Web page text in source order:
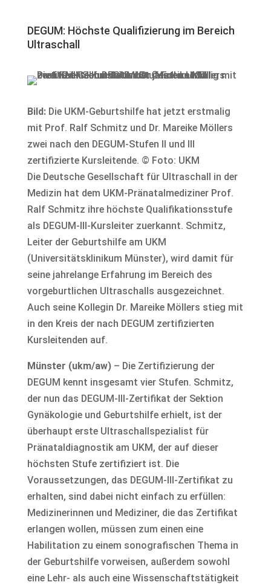
DEGUM: Höchste Qualifizierung im Bereich
Ultraschall
Bild:Die UKM-Geburtshilfe hat jetzt erstmalig
mit Prof. Ralf Schmitz und Dr. Mareike Möllers
zwei nach den DEGUM-Stufen II und III
zertifizierte Kursleitende. © Foto: UKM
Die Deutsche Gesellschaft für Ultraschall in der
Medizin hat dem UKM-Pränatalmediziner Prof.
Ralf Schmitz ihre höchste Qualifikationsstufe
als DEGUM-III-Kursleiter zuerkannt. Schmitz,
Leiter der Geburtshilfe am UKM
(Universitätsklinikum Münster), wird damit für
seine jahrelange Erfahrung im Bereich des
vorgeburtlichen Ultraschalls ausgezeichnet.
Auch seine Kollegin Dr. Mareike Möllers stieg mit
in den Kreis der nach DEGUM zertifizierten
Kursleitenden auf.
Münster (ukm/aw)– Die Zertifizierung der
DEGUM kennt insgesamt vier Stufen. Schmitz,
der nun das DEGUM-III-Zertifikat der Sektion
Gynäkologie und Geburtshilfe erhielt, ist der
überhaupt erste Ultraschallspezialist für
Pränataldiagnostik am UKM, der auf dieser
höchsten Stufe zertifiziert ist. Die
Voraussetzungen, das DEGUM-III-Zertifikat zu
erhalten, sind dabei nicht einfach zu erfüllen:
Medizinerinnen und Mediziner, die das Zertifikat
erlangen wollen, müssen zum einen eine
Habilitation zu einem sonografischen Thema in
der Geburtshilfe vorweisen, außerdem sowohl
eine Lehr- als auch eine Wissenschaftstätigkeit